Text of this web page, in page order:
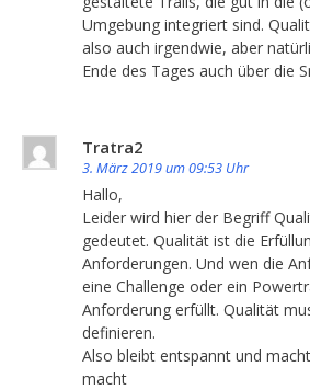
Umgebung integriert sind.
also auch irgendwie, aber
Ende des Tages auch über die
Tratra2
3. März 2019 um 09:53 Uhr
Hallo,
Leider wird hier der Begriff
gedeutet. Qualität ist die
Anforderungen. Und wen die
eine Challenge oder ein
Anforderung erfüllt. Qualität
definieren.
Also bleibt entspannt und
macht